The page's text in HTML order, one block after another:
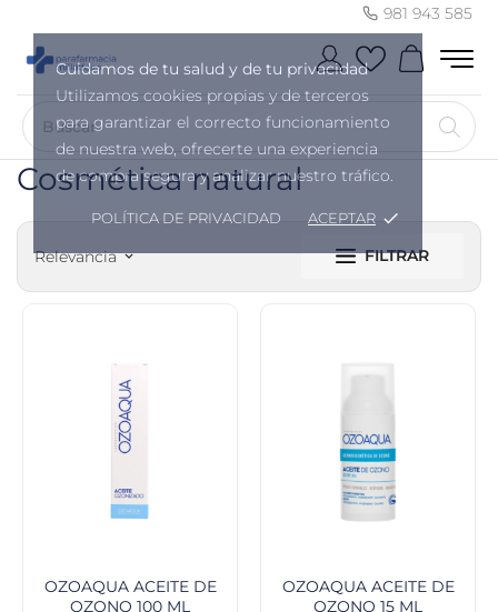
Cuidamos de tu salud y de tu privacidad
Utilizamos cookies propias y de terceros
para garantizar el correcto funcionamiento
de nuestra web, ofrecerte una experiencia
de compra segura y analizar nuestro tráfico.
POLÍTICA DE PRIVACIDAD ACEPTAR done
981 943 585
Cosmética natural
Relevancia keyboard_arrow_down FILTRAR
OZOAQUA ACEITE DE
OZONO 100 ML
OZOAQUA ACEITE DE
OZONO 15 ML